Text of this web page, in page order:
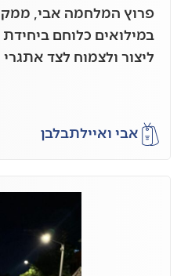
פרוץ המלחמה אבי,
במילואים כלוחם
ליצור ולצמוח לצד
אבי ואיילתבלבן